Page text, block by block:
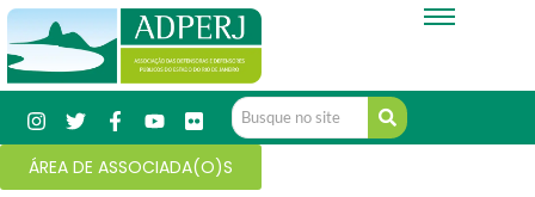
ÁREA DE ASSOCIADA(O)S